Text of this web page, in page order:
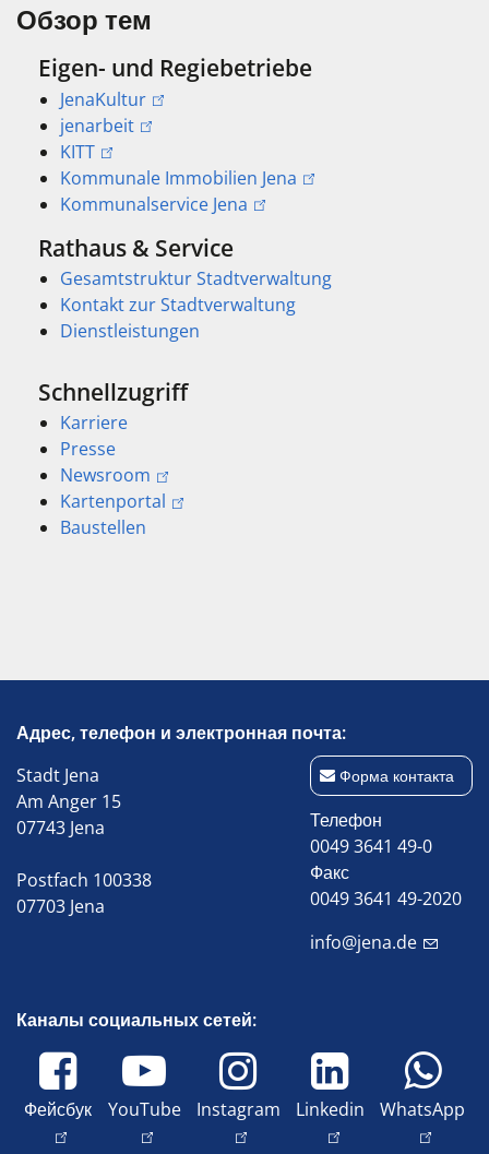
Обзор тем
Eigen- und Regiebetriebe
JenaKultur
jenarbeit
KITT
Kommunale Immobilien Jena
Kommunalservice Jena
Rathaus & Service
Gesamtstruktur Stadtverwaltung
Kontakt zur Stadtverwaltung
Dienstleistungen
Schnellzugriff
Karriere
Presse
Newsroom
Kartenportal
Baustellen
Адрес, телефон и электронная почта:
Stadt Jena
Am Anger 15
07743 Jena
Postfach 100338
07703 Jena
Форма контакта
Телефон
0049 3641 49-0
Факс
0049 3641 49-2020
info@jena.de
Каналы социальных сетей:
Фейсбук YouTube Instagram Linkedin WhatsApp